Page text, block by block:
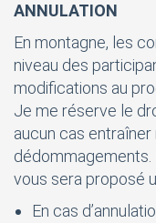
ANNULATION
En montagne, les
niveau des
modifications au
Je me réserve le
aucun cas
dédommagements.
vous sera proposé
En cas